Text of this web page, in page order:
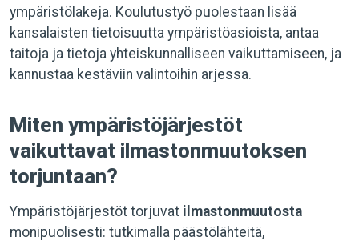
ympäristölakeja. Koulutustyö puolestaan lisää
kansalaisten tietoisuutta ympäristöasioista, antaa
taitoja ja tietoja yhteiskunnalliseen vaikuttamiseen, ja
kannustaa kestäviin valintoihin arjessa.
Miten ympäristöjärjestöt
vaikuttavat ilmastonmuutoksen
torjuntaan?
Ympäristöjärjestöt torjuvat ilmastonmuutosta
monipuolisesti: tutkimalla päästölähteitä,